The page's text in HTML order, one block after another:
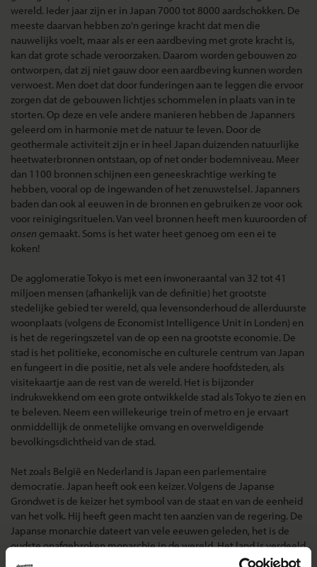
wereld. Ieder jaar zijn er in Japan 7000 tot 8000 aardschokken. De
meeste daarvan hebben zo'n geringe kracht dat men die
nauwelijks voelt, maar als er een aardbeving met grote kracht is,
kan dat grote schade veroorzaken. Daarom worden gebouwen zo
ontworpen, dat zij niet gauw door een aardbeving kunnen worden
verwoest. Men doet dat door funderingen aan te leggen die ervoor
zorgen dat de gebouwen lichtjes schommelen in plaats van in te
storten. Op deze en vele andere manieren hebben de Japanners
geleerd om in harmonie met de natuur te leven. Door de
geothermale activiteit zijn er in heel Japan duizenden natuurlijke
heetwaterbronnen ontstaan, op of net onder bodemniveau. Meer
dan 1100 bronnen schijnen een geneeskrachtige werking te
hebben, vooral op de ingewanden of het zenuwstelsel. Japanners
baden dan ook al eeuwen in de bronnen en gebruiken ze voor ook
voor reinigingsrituelen. Van veel bronnen heeft men kuuroorden of
onsen gemaakt. Soms is het water heet genoeg om een ei te
koken!
De agglomeratie Tokyo is met een inwoneraantal van 32 tot 41
miljoen mensen (afhankelijk van de definitie) het grootste
stedelijke gebied ter wereld, qua levensonderhoud de allerduurste
woonplaats (volgens de Economist Intelligence Unit in Londen) en
is het de regeringszetel van de op een na grootste economie. De
stad is het politieke, economische en culturele centrum van Japan
en fungeert in die positie, net als vele andere hoofdsteden, als
visitekaartje aan de rest van de wereld. Het is bijzonder
indrukwekkend om een grote ontwikkelde stad als Tokyo te zien en
te beleven. Neem een willekeurige trein of metro en je ervaart
onmiddellijk de onmetelijke omvang en overweldigende
bevolkingsdichtheid van de stad.
Net zoals België en Nederland is Japan een parlementaire
democratie. Japan heeft ook een keizer. Volgens de Japanse
Grondwet is de keizer het symbool van de staat en van de eenheid
van het volk. Hij heeft geen macht ten aanzien van de regering. De
Japanse monarchie dateert van vele eeuwen geleden, het is de
oudste onafgebroken monarchie in de wereld. Het land is verdeeld
in 47 prefecturen (provincies) die onder leiding staan van een